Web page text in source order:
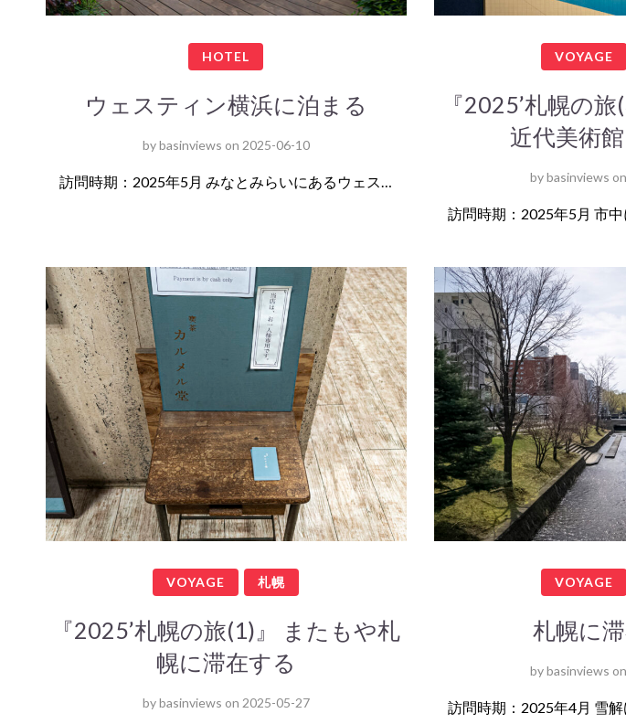
HOTEL
ウェスティン横浜に泊まる
bybasinviews on 2025-06-10
訪問時期：2025年5月 みなとみらいにあるウェス…
VOYAGE
『2025’札幌の
近代美術
bybasinviews on
訪問時期：2025年5月 市
VOYAGE 札幌
『2025’札幌の旅(1)』 またもや札
幌に滞在する
bybasinviews on 2025-05-27
VOYAGE
札幌に
bybasinviews on
訪問時期：2025年4月 雪